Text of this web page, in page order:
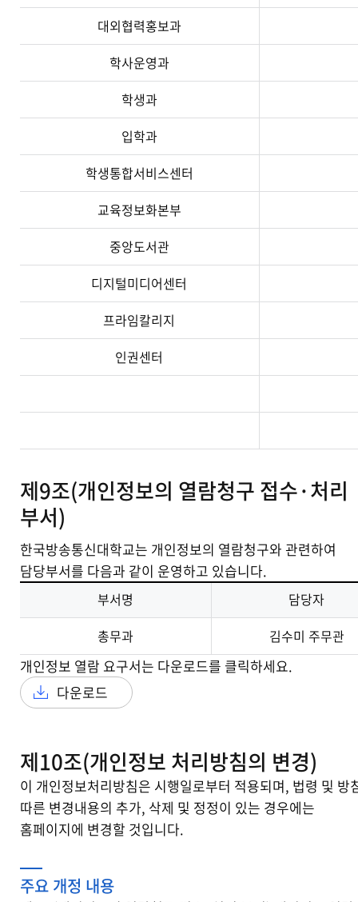
대외협력홍보과
학사운영과
학생과
입학과
학생통합서비스센터
교육정보화본부
중앙도서관
디지털미디어센터
프라임칼리지
인권센터
제9조(개인정보의 열람청구 접수·처리
부서)
한국방송통신대학교는 개인정보의 열람청구와 관련하여
담당부서를 다음과 같이 운영하고 있습니다.
부서명
담당자
총무과
김수미 주무관
개인정보 열람 요구서는 다운로드를 클릭하세요.
다운로드
제10조(개인정보 처리방침의 변경)
이 개인정보처리방침은 시행일로부터 적용되며, 법령 및 방
따른 변경내용의 추가, 삭제 및 정정이 있는 경우에는
홈페이지에 변경할 것입니다.
주요 개정 내용